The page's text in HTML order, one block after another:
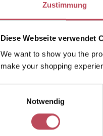
Zustimmung
Diese Webseite verwendet
We want to show you the
make your shopping
Notwendig